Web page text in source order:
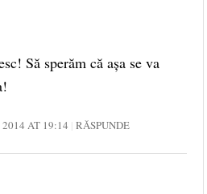
Să sperăm că așa se va
AT 19:14 RĂSPUNDE